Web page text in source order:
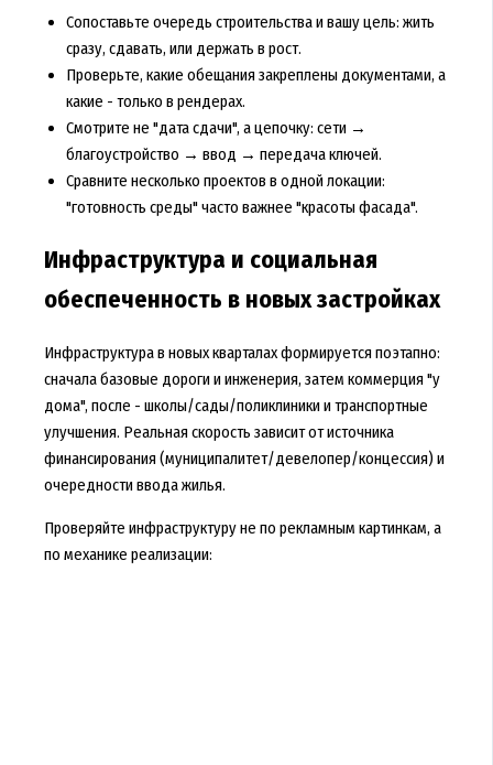
Сопоставьте очередь строительства и вашу цель: жить
сразу, сдавать, или держать в рост.
Проверьте, какие обещания закреплены документами, а
какие - только в рендерах.
Смотрите не "дата сдачи", а цепочку: сети →
благоустройство → ввод → передача ключей.
Сравните несколько проектов в одной локации:
"готовность среды" часто важнее "красоты фасада".
Инфраструктура и социальная
обеспеченность в новых застройках
Инфраструктура в новых кварталах формируется поэтапно:
сначала базовые дороги и инженерия, затем коммерция "у
дома", после - школы/сады/поликлиники и транспортные
улучшения. Реальная скорость зависит от источника
финансирования (муниципалитет/девелопер/концессия) и
очередности ввода жилья.
Проверяйте инфраструктуру не по рекламным картинкам, а
по механике реализации: